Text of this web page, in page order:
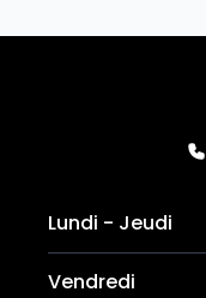
Lundi - Jeudi
Vendredi